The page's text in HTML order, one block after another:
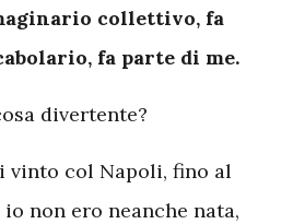
collettivo, fa
fa parte di me.
divertente?
vinto col Napoli, fino al
non ero neanche nata,